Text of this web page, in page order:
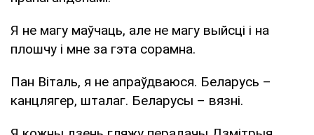
Я не магу маўчаць, але не магу выйсці і на
плошчу і мне за гэта сорамна.
Пан Віталь, я не апраўдваюся. Беларусь –
канцлягер, шталаг. Беларусы – вязні.